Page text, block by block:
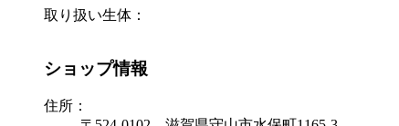
取り扱い生体：
ショップ情報
住所：